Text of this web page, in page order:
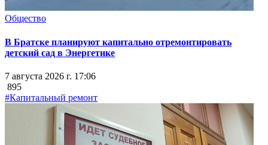
Общество
В Братске планируют капитально отремонтировать
детский сад в Энергетике
7 августа 2026 г. 17:06
895
#Капитальный ремонт